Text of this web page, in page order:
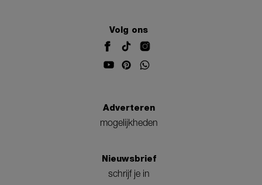
Volg ons
Adverteren
mogelijkheden
Nieuwsbrief
schrijf je in